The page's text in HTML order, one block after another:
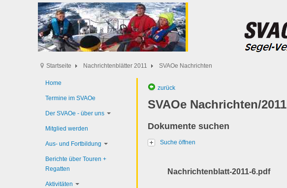
Startseite Nachrichtenblätter 2011 SVAOe Nachrichten
zurück
SVAOe Nachrichten/2011
Dokumente suchen
Suche öffnen
Nachrichtenblatt-2011-6.pdf
Home
Termine im SVAOe
Der SVAOe - über uns
Mitglied werden
Aus- und Fortbildung
Berichte über Touren +
Regatten
Aktivitäten